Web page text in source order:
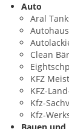
Auto
Aral
Clean
KFZ
KFZ-
Kfz-
Kfz-